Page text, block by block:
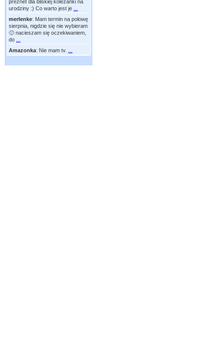
preznet dla bliskiej koleżanki na
urodziny :) Co warto jest je
merlenke: Mam termin na połowę
sierpnia, nigdzie się nie wybieram
🙂 nacieszam się oczekiwaniem,
do
Amazonka: Nie mam tv.